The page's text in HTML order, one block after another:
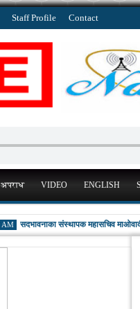
Staff Profile Contact
अपराध VIDEO ENGLISH
सदभावनाका संस्थापक महासचिव माओवादीबाट